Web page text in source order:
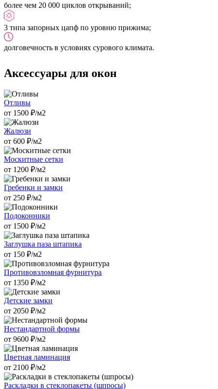
более чем 20 000 циклов открываний;
3 типа запорных цапф по уровню прижима;
долговечность в условиях сурового климата.
Аксессуары для окон
Отливы
от 1500 ₽/м2
Жалюзи
от 600 ₽/м2
Москитные сетки
от 1200 ₽/м2
Гребенки и замки
от 250 ₽/м2
Подоконники
от 1500 ₽/м2
Заглушка паза штапика
от 150 ₽/м2
Противовзломная фурнитура
от 1350 ₽/м2
Детские замки
от 2050 ₽/м2
Нестандартной формы
от 9600 ₽/м2
Цветная ламинация
от 2100 ₽/м2
Раскладки в стеклопакеты (шпросы)